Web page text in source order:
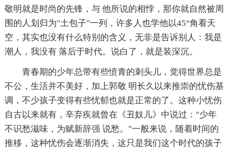
敬明就是时尚的先锋，与 他所说的相悖，那你就自然被周
围的人划归为"土包子"一列，许多人也学他以45°角看天
空，其实也没有什么特别的含义，无非是告诉别人：我是
潮人，我没有 落后于时代。说白了，就是装深沉。
青春期的少年总带有些愤青的刺头儿，觉得世界总是
不公，生活并不美好，加上郭敬 明长久以来推崇的忧伤基
调，不少孩子变得有些忧郁也就是正常的了。这种小忧伤
自古以来就有，辛弃疾就曾在《丑奴儿》中说过："少年
不识愁滋味，为赋新辞强 说愁。"一般来说，随着时间的
推移，这种忧伤会逐渐消失，这只是我们这个时代的孩子